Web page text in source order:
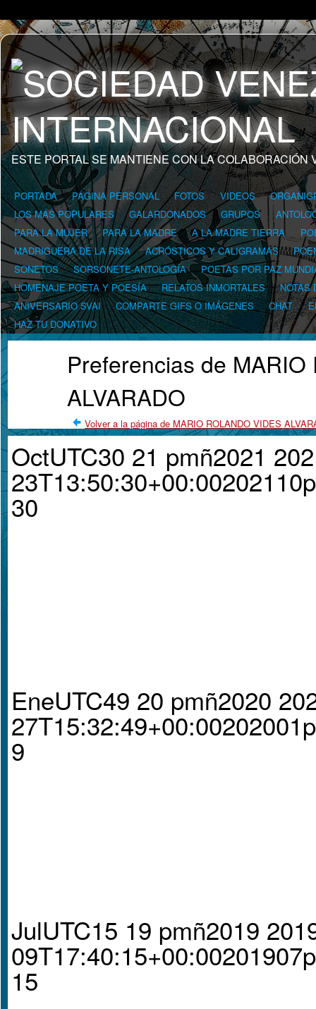
ESTE PORTAL SE MANTIENE CON LA COLABORACIÓN
PORTADA PÁGINA PERSONAL FOTOS VIDEOS
LOS MÁS POPULARES
GALARDONADOS GRUPOS
PARA LA MUJER
PARA LA MADRE A LA MADRE TIERRA
MADRIGUERA DE LA RISA
ACRÓSTICOS Y CALIGRAMAS
SONETOS
SORSONETE-ANTOLOGÍA
POETAS POR PAZ
HOMENAJE POETA Y POESÍA
RELATOS INMORTALES
NOTAS
ANIVERSARIO SVAI
COMPARTE GIFS O IMÁGENES CHAT
HAZ TU DONATIVO
Preferencias de
ALVARADO
Volver a la página de MARIO ROLANDO VIDES
OctUTC30 21 pmñ2021
30
EneUTC49 20 pmñ2020
9
JulUTC15 19 pmñ2019
15